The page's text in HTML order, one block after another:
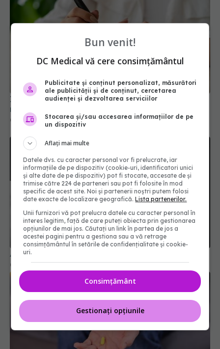
Injecția care scade glicemia și accelerează
metabolismul. Ce trebuie să știi despre Retatrutid
08 iun 2026, 11:46
Aspirina, rol în prevenția cancerului colorectal
08 apr 2026, 15:17
Bun venit!
DC Medical vă cere consimțământul
Publicitate și conținut personalizat, măsurători
ale publicității și de conținut, cercetarea
audienței și dezvoltarea serviciilor
Stocarea și/sau accesarea informațiilor de pe
un dispozitiv
Aflați mai multe
Datele dvs. cu caracter personal vor fi prelucrate, iar
informațiile de pe dispozitiv (cookie-uri, identificatori unici
și alte date de pe dispozitiv) pot fi stocate, accesate de și
trimise către 224 de parteneri sau pot fi folosite în mod
specific de acest site. Noi și partenerii noștri putem folosi
date exacte de localizare geografică.Lista partenerilor.
Unii furnizori vă pot prelucra datele cu caracter personal în
interes legitim, față de care puteți obiecta prin gestionarea
opțiunilor de mai jos. Căutați un link în partea de jos a
acestei pagini pentru a gestiona sau a vă retrage
consimțământul în setările de confidențialitate și cookie-
uri.
Consimțământ
Gestionați opțiunile